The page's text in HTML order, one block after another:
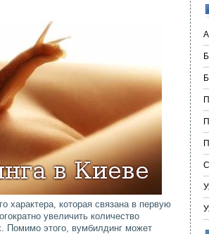
характера, которая связана в первую
увеличить количество
Помимо этого, вумбилдинг может